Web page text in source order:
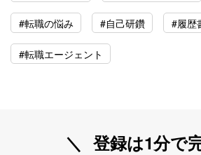
#転職の悩み #自己研鑽 #履歴
#転職エージェント
登録は1分で